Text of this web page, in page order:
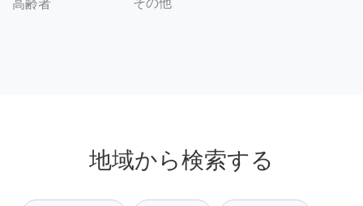
高齢者 その他
地域から検索する